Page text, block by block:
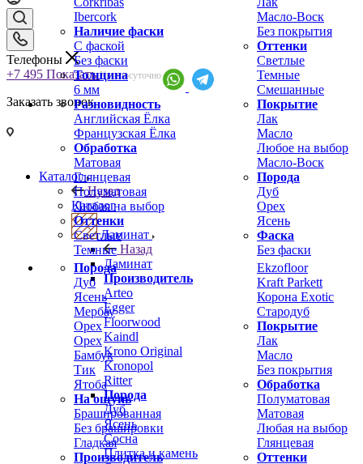
Ibercork
Наличие фаски
С фаской
Без фаски
Толщина
6 мм
Масло-Воск
Без покрытия
Оттенки
Светлые
Темные
Смешанные
Разновидность
Английская Ёлка
Французская Ёлка
Обработка
Матовая
Глянцевая
Полуматовая
Любая на выбор
Оттенки
Светлые
Темные
Покрытие
Лак
Масло
Любое на выбор
Масло-Воск
Порода
Дуб
Орех
Ясень
Фаска
Без фаски
Порода
Дуб
Ясень
Мербау
Орех
Орех
Бамбук
Тик
Ятоба
На ощупь
Брашированная
Без брашировки
Гладкая
Производитель
Ekzofloor
Kraft Parkett
Корона Exotic
Стародуб
Покрытие
Лак
Масло
Без покрытия
Обработка
Полуматовая
Матовая
Любая на выбор
Глянцевая
Оттенки
Телефоны
+7 495 Показать Круглосуточно
Заказать звонок
Каталог
Назад
Каталог
Ламинат
Назад
Ламинат
Производитель
Arteo
Egger
Floorwood
Kaindl
Krono Original
Kronopol
Ritter
Порода
Дуб
Ясень
Сосна
Плитка и камень